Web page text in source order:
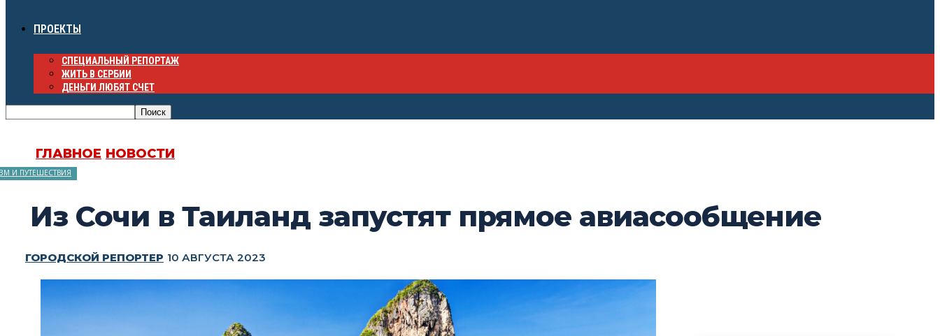
ПРОЕКТЫ
СПЕЦИАЛЬНЫЙ РЕПОРТАЖ
ЖИТЬ В СЕРБИИ
ДЕНЬГИ ЛЮБЯТ СЧЕТ
ГЛАВНОЕ НОВОСТИ
И ПУТЕШЕСТВИЯ
Из Сочи в Таиланд запустят прямое авиасообщение
ГОРОДСКОЙ РЕПОРТЕР 10 АВГУСТА 2023